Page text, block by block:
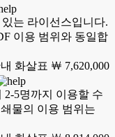
는 라이선스입니다.
이용 범위와 동일합
￦ 7,620,000
2-5명까지 이용할 수
물의 이용 범위는